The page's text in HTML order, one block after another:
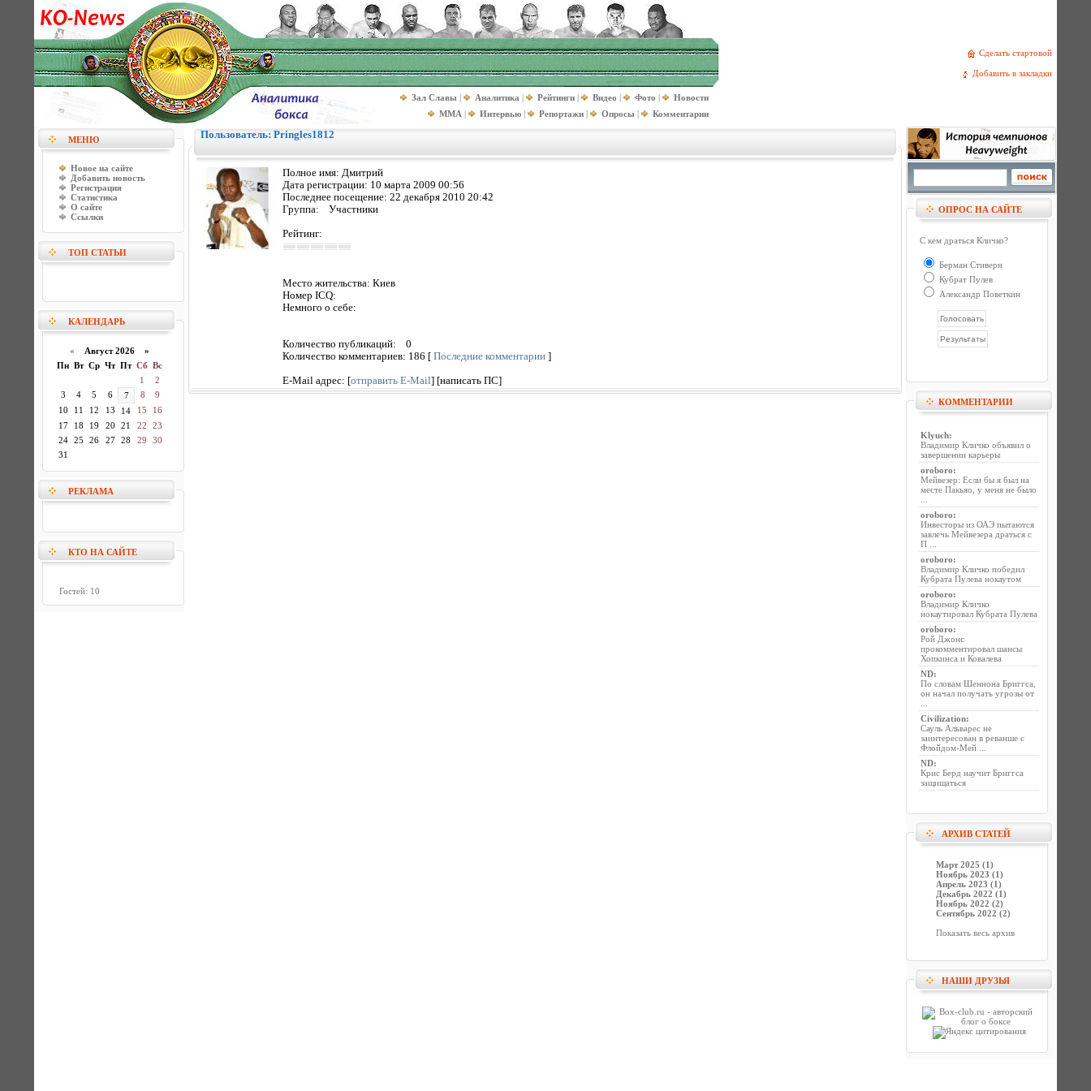
Сделать стартовой
Добавить в закладки
Зал Славы | Аналитика | Рейтинги | Видео | Фото |
Новости
MMA | Интервью | Репортажи | Опросы | Комментарии
МЕНЮ
Новое на сайте
Добавить новость
Регистрация
Статистика
О сайте
Ссылки
ТОП СТАТЬИ
КАЛЕНДАРЬ
« Август 2026 »
Пн Вт Ср Чт Пт Сб Вс
1
2
3
4 5 6 7 8
9
10
11 12 13 14 15
16
17
18 19 20 21 22
23
24
25 26 27 28 29
30
31
РЕКЛАМА
КТО НА САЙТЕ
Гостей: 10
Пользователь: Pringles1812
Полное имя: Дмитрий
Дата регистрации: 10 марта 2009 00:56
Последнее посещение: 22 декабря 2010 20:42
Группа: Участники
Рейтинг:
Место жительства: Киев
Номер ICQ:
Немного о себе:
Количество публикаций: 0
Количество комментариев: 186 [ Последние комментарии ]
E-Mail адрес: [отправить E-Mail] [написать ПС]
ОПРОС НА САЙТЕ
С кем драться Кличко?
Берман Стиверн
Кубрат Пулев
Александр Поветкин
КОММЕНТАРИИ
Klyuch:
Владимир Кличко объявил о
завершении карьеры
oroboro:
Мейвезер: Если бы я был на
месте Пакьяо, у меня не было
oroboro:
Инвесторы из ОАЭ пытаются
завлечь Мейвезера драться с
П ...
oroboro:
Владимир Кличко победил
Кубрата Пулева нокаутом
oroboro:
Владимир Кличко
нокаутировал Кубрата Пулева
oroboro:
Рой Джонс
прокомментировал шансы
Хопкинса и Ковалева
ND:
По словам Шеннона Бриггса,
он начал получать угрозы от
Civilization:
Сауль Альварес не
заинтересован в реванше с
Флойдом-Мей ...
ND:
Крис Берд научит Бриггса
защищаться
АРХИВ СТАТЕЙ
Март 2025 (1)
Ноябрь 2023 (1)
Апрель 2023 (1)
Декабрь 2022 (1)
Ноябрь 2022 (2)
Сентябрь 2022 (2)
Показать весь архив
НАШИ ДРУЗЬЯ